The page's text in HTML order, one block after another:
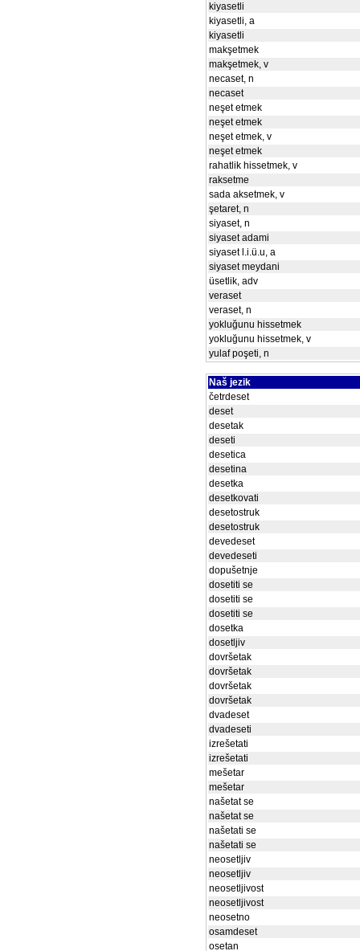
kiyasetli
kiyasetli, a
kiyasetli
makşetmek
makşetmek, v
necaset, n
necaset
neşet etmek
neşet etmek
neşet etmek, v
neşet etmek
rahatlik hissetmek, v
raksetme
sada aksetmek, v
şetaret, n
siyaset, n
siyaset adami
siyaset l.i.ü.u, a
siyaset meydani
üsetlik, adv
veraset
veraset, n
yokluğunu hissetmek
yokluğunu hissetmek, v
yulaf poşeti, n
Naš jezik
četrdeset
deset
desetak
deseti
desetica
desetina
desetka
desetkovati
desetostruk
desetostruk
devedeset
devedeseti
dopušetnje
dosetiti se
dosetiti se
dosetiti se
dosetka
dosetljiv
dovršetak
dovršetak
dovršetak
dovršetak
dvadeset
dvadeseti
izrešetati
izrešetati
mešetar
mešetar
našetat se
našetat se
našetati se
našetati se
neosetljiv
neosetljiv
neosetljivost
neosetljivost
neosetno
osamdeset
osetan